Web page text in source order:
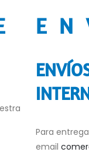
Para
email